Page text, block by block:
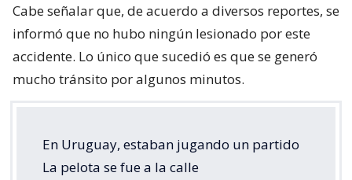
Cabe señalar que, de acuerdo a diversos reportes, se
informó que no hubo ningún lesionado por este
accidente. Lo único que sucedió es que se generó
mucho tránsito por algunos minutos.
En Uruguay, estaban jugando un partido
La pelota se fue a la calle